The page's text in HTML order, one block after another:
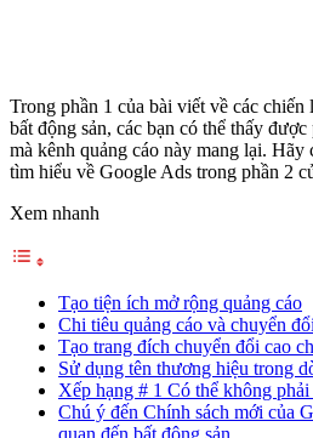
Trong phần 1 của bài viết về các
bất động sản, các bạn có thể thấy
mà kênh quảng cáo này mang lại. Hãy
tìm hiểu về Google Ads trong phần 2
Xem nhanh
Tạo tiện ích mở rộng quảng cáo
Chi tiêu quảng cáo và chuyển đổi
Tạo trang đích chuyển đổi cao
Sử dụng tên thương hiệu trong
Xếp hạng # 1 Có thể không
Chú ý đến Chính sách mới của
quan đến bất động sản